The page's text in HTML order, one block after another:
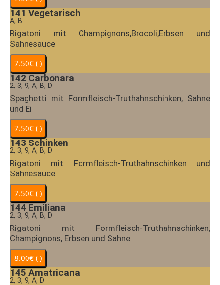
141 Vegetarisch
A, B
Rigatoni mit Champignons,Brocoli,Erbsen und
Sahnesauce
142 Carbonara
2, 3, 9, A, B, D
Spaghetti mit Formfleisch-Truthahnschinken, Sahne
und Ei
143 Schinken
2, 3, 9, A, B, D
Rigatoni mit Formfleisch-Truthahnschinken und
Sahnesauce
144 Emiliana
2, 3, 9, A, B, D
Rigatoni mit Formfleisch-Truthahnschinken,
Champignons, Erbsen und Sahne
145 Amatricana
2, 3, 9, A, D